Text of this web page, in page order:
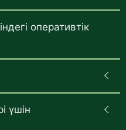
оперативтік
үшін